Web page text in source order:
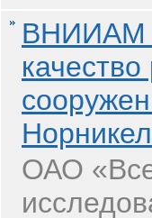
ВНИИАМ
ОАО